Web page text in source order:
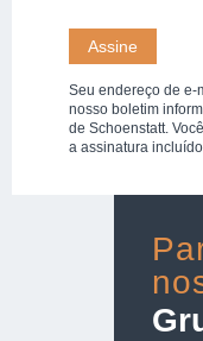
Seu endereço de e-
nosso boletim
de Schoenstatt.
a assinatura